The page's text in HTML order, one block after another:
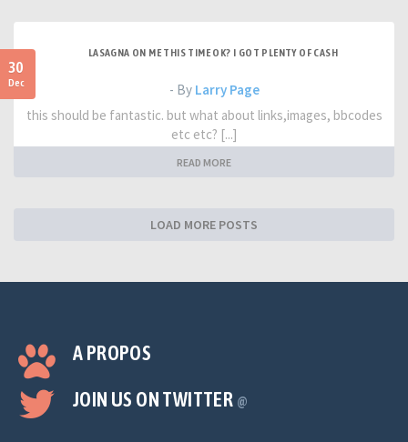
30
Dec
LASAGNA ON ME THIS TIME OK? I GOT PLENTY OF CASH
- By Larry Page
this should be fantastic. but what about links,images, bbcodes
etc etc? [...]
READ MORE
LOAD MORE POSTS
A PROPOS
JOIN US ON TWITTER @